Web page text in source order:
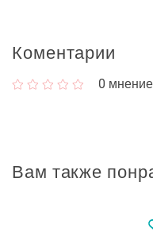
Коментарии
0 мнение
Вам также